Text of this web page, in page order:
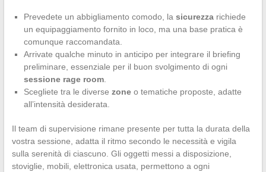
Prevedete un abbigliamento comodo, la sicurezzarichiede
un equipaggiamento fornito in loco, ma una base pratica è
comunque raccomandata.
Arrivate qualche minuto in anticipo per integrare il briefing
preliminare, essenziale per il buon svolgimento di ogni
sessione rage room.
Scegliete tra le diverse zoneo tematiche proposte, adatte
all’intensità desiderata.
Il team di supervisione rimane presente per tutta la durata della
vostra sessione, adatta il ritmo secondo le necessità e vigila
sulla serenità di ciascuno. Gli oggetti messi a disposizione,
stoviglie, mobili, elettronica usata, permettono a ogni